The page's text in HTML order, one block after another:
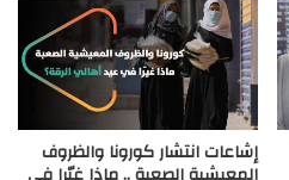
إشاعات انتشار كورونا والظروف